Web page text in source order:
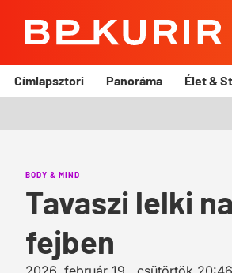
Kurír
Címlapsztori Panoráma Élet &
BODY & MIND
Tavaszi lelki
fejben